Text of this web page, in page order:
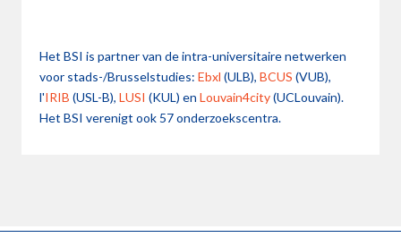
Het BSI is partner van de intra-universitaire netwerken
voor stads-/Brusselstudies: Ebxl (ULB), BCUS (VUB),
l'IRIB (USL-B), LUSI (KUL) en Louvain4city(UCLouvain).
Het BSI verenigt ook 57 onderzoekscentra.